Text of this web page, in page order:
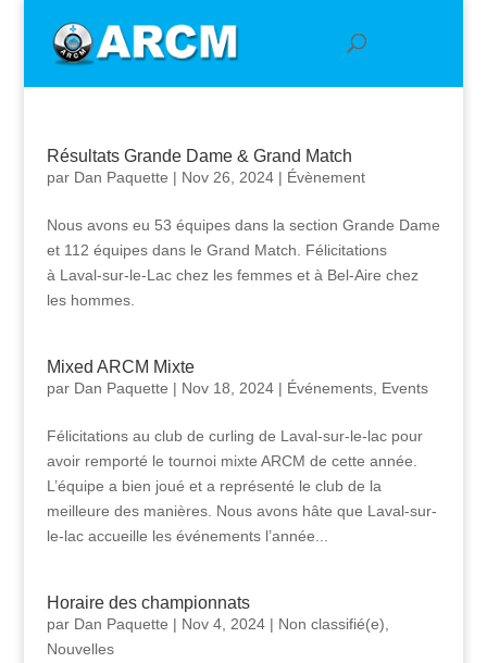
Résultats Grande Dame & Grand Match
par Dan Paquette | Nov 26, 2024| Évènement
Nous avons eu 53 équipes dans la section Grande Dame
et 112 équipes dans le Grand Match. Félicitations
à Laval-sur-le-Lac chez les femmes et à Bel-Aire chez
les hommes.
Mixed ARCM Mixte
par Dan Paquette | Nov 18, 2024| Événements, Events
Félicitations au club de curling de Laval-sur-le-lac pour
avoir remporté le tournoi mixte ARCM de cette année.
L’équipe a bien joué et a représenté le club de la
meilleure des manières. Nous avons hâte que Laval-sur-
le-lac accueille les événements l’année...
Horaire des championnats
par Dan Paquette | Nov 4, 2024| Non classifié(e)
Nouvelles